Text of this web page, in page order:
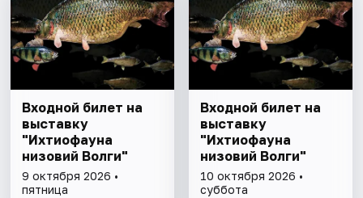
Входной билет на
выставку
"Ихтиофауна
низовий Волги"
9 октября 2026 •
пятница
Входной билет на
выставку
"Ихтиофауна
низовий Волги"
10 октября 2026 •
суббота